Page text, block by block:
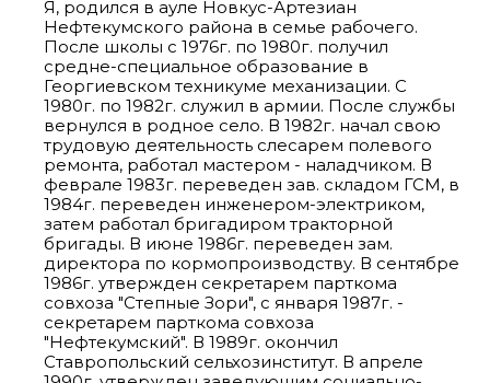
Я, родился в ауле Новкус-Артезиан
Нефтекумского района в семье рабочего.
После школы с 1976г. по 1980г. получил
средне-специальное образование в
Георгиевском техникуме механизации. С
1980г. по 1982г. служил в армии. После службы
вернулся в родное село. В 1982г. начал свою
трудовую деятельность слесарем полевого
ремонта, работал мастером - наладчиком. В
феврале 1983г. переведен зав. складом ГСМ, в
1984г. переведен инженером-электриком,
затем работал бригадиром тракторной
бригады. В июне 1986г. переведен зам.
директора по кормопроизводству. В сентябре
1986г. утвержден секретарем парткома
совхоза "Степные Зори", с января 1987г. -
секретарем парткома совхоза
"Нефтекумский". В 1989г. окончил
Ставропольский сельхозинститут. В апреле